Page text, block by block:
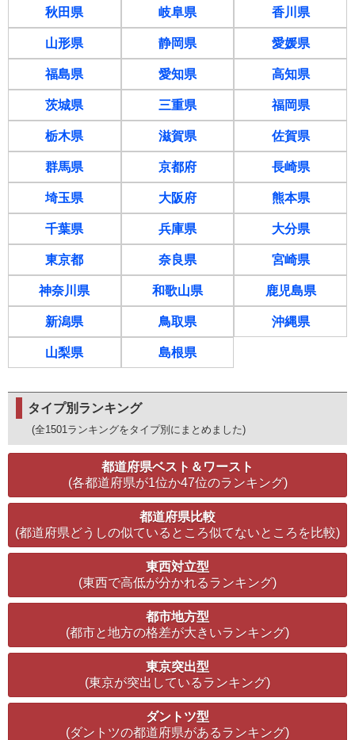
秋田県
山形県
福島県
茨城県
栃木県
群馬県
埼玉県
千葉県
東京都
神奈川県
新潟県
山梨県
岐阜県
静岡県
愛知県
三重県
滋賀県
京都府
大阪府
兵庫県
奈良県
和歌山県
鳥取県
島根県
香川県
愛媛県
高知県
福岡県
佐賀県
長崎県
熊本県
大分県
宮崎県
鹿児島県
沖縄県
タイプ別ランキング
(全1501ランキングをタイプ別にまとめました)
都道府県ベスト＆ワースト
(各都道府県が1位か47位のランキング)
都道府県比較
(都道府県どうしの似ているところ似てないところを比較)
東西対立型
(東西で高低が分かれるランキング)
都市地方型
(都市と地方の格差が大きいランキング)
東京突出型
(東京が突出しているランキング)
ダントツ型
(ダントツの都道府県があるランキング)